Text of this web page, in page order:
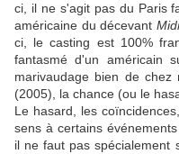
ci, il ne s'agit pas du Paris
américaine du décevant
ci, le casting est 100%
fantasmé d'un américain
marivaudage bien de
(2005), la chance (ou le
Le hasard, les
sens à certains
il ne faut pas spécialement